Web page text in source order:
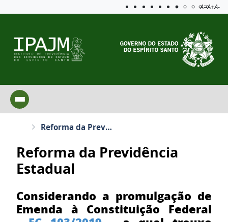
Aplicar
A=A+A-
Reforma da Previdência Estadual
Reforma da Previdência
Estadual
Considerando a promulgação de
Emenda à Constituição Federal